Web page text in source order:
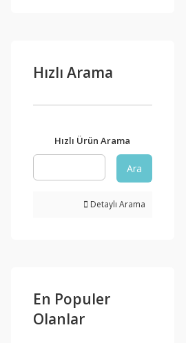
Hızlı Arama
Hızlı Ürün Arama
Ara
Detaylı Arama
En Populer
Olanlar